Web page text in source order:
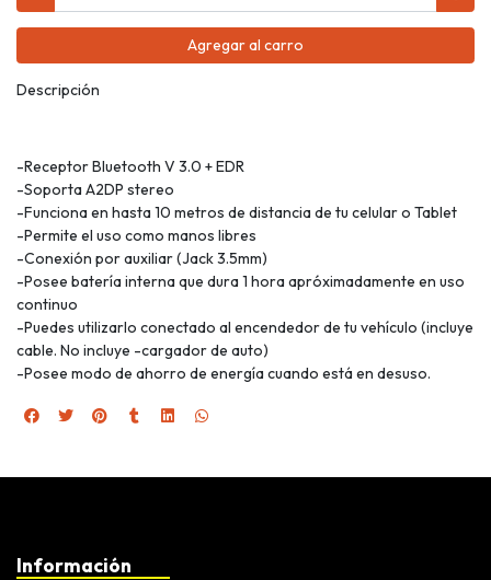
Agregar al carro
Descripción
-Receptor Bluetooth V 3.0 + EDR
-Soporta A2DP stereo
-Funciona en hasta 10 metros de distancia de tu celular o Tablet
-Permite el uso como manos libres
-Conexión por auxiliar (Jack 3.5mm)
-Posee batería interna que dura 1 hora apróximadamente en uso
continuo
-Puedes utilizarlo conectado al encendedor de tu vehículo (incluye
cable. No incluye -cargador de auto)
-Posee modo de ahorro de energía cuando está en desuso.
Información